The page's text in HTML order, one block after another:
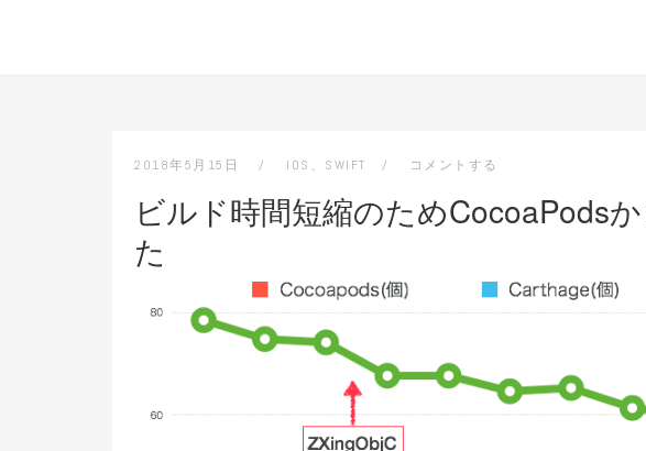
2018年5月15日 IOS 、 SWIFT コメントする
ビルド時間短縮のためCocoaPods
た